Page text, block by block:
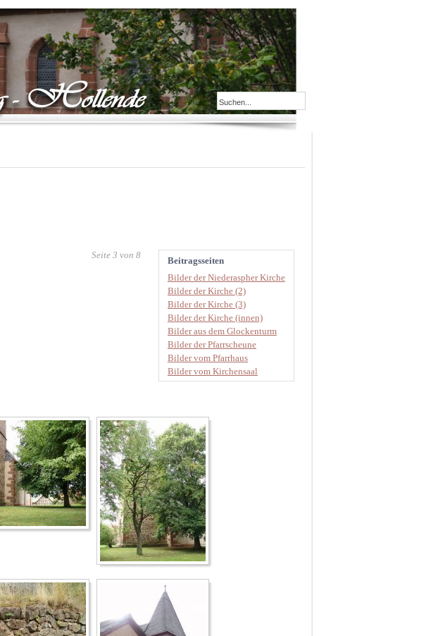
Beitragsseiten
Bilder der Niederaspher Kirche
Bilder der Kirche (2)
Bilder der Kirche (3)
Bilder der Kirche (innen)
Bilder aus dem Glockenturm
Bilder der Pfarrscheune
Bilder vom Pfarrhaus
Bilder vom Kirchensaal
Seite 3 von 8